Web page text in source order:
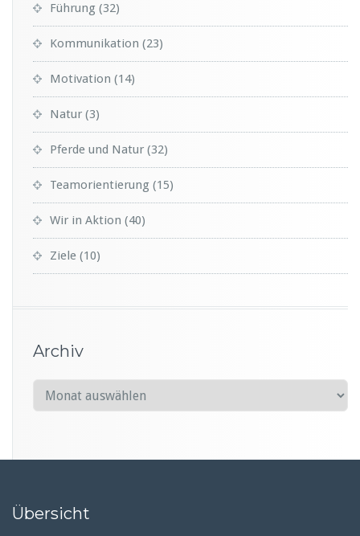
Führung (32)
Kommunikation (23)
Motivation (14)
Natur (3)
Pferde und Natur (32)
Teamorientierung (15)
Wir in Aktion (40)
Ziele (10)
Archiv
r
Übersicht